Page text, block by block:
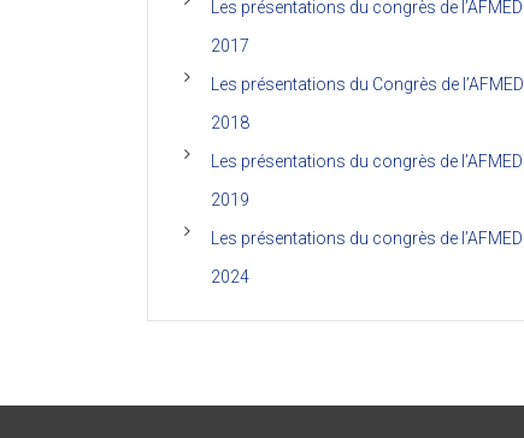
Les présentations du congrès de l’AFMED
2017
Les présentations du Congrès de l’AFMED
2018
Les présentations du congrès de l’AFMED
2019
Les présentations du congrès de l’AFMED
2024